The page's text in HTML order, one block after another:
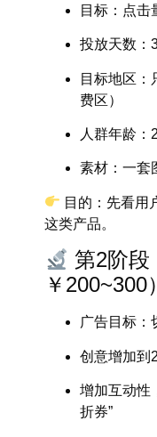
目标： 点击
投放天数：
目标地区：
费区）
人群年龄：
素材：一套
目的 ：先看
这类产品。
第2阶段
￥200~300）
广告目标：
创意增加到
增加互动性
折券”